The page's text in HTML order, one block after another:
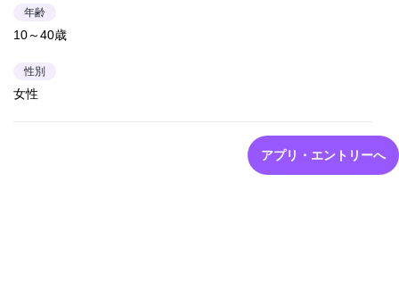
年齢
10～40歳
性別
女性
アプリ・エントリーへ